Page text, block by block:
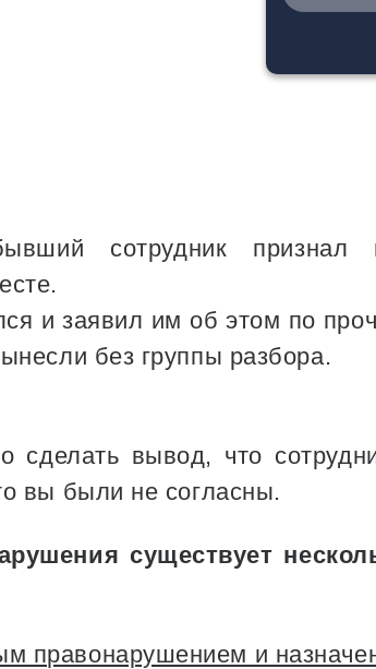
сотрудник признал
и заявил им об этом по
без группы разбора.
сделать вывод, что
вы были не согласны.
существует
правонарушением и